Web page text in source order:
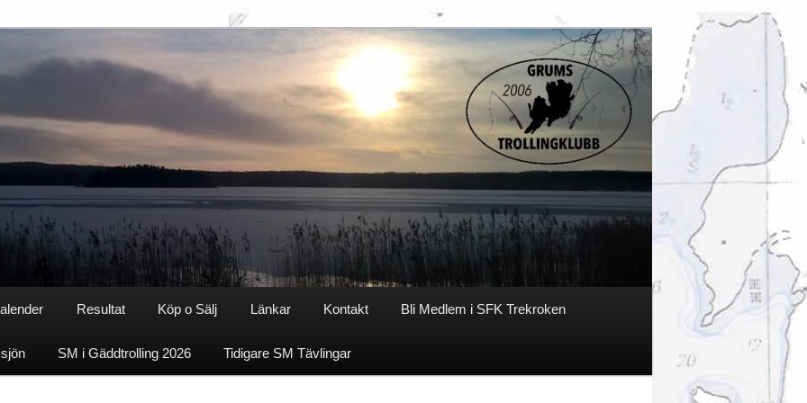
Resultat Köp o Sälj Länkar Kontakt Bli Medlem i SFK Trekroken
SM i Gäddtrolling 2026 Tidigare SM Tävlingar